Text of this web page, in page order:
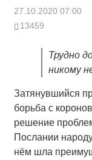
27.10.2020 07:00
13459
Трудно
никому
Затянувшийся
борьба с
решение
Послании
нём шла